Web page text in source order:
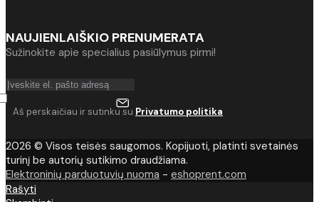
NAUJIENLAIŠKIO PRENUMERATA
Sužinokite apie specialius pasiūlymus pirmi!
Aš perskaičiau ir sutinku su Privatumo politika
2026 © Visos teisės saugomos. Kopijuoti, platinti svetainės
turinį be autorių sutikimo draudžiama.
Elektroninių parduotuvių nuoma - eshoprent.com
Rašyti